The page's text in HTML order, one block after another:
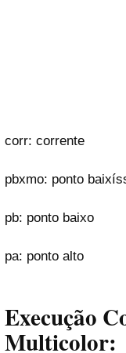
corr: corrente
pbxmo: ponto
pb: ponto baixo
pa: ponto alto
Execução
Multicolor: